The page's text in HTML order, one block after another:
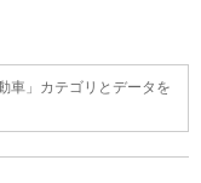
車」カテゴリとデータを